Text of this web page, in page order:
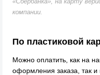
компании.
По пластиковой
Можно оплатить, как на
оформления заказа, так и